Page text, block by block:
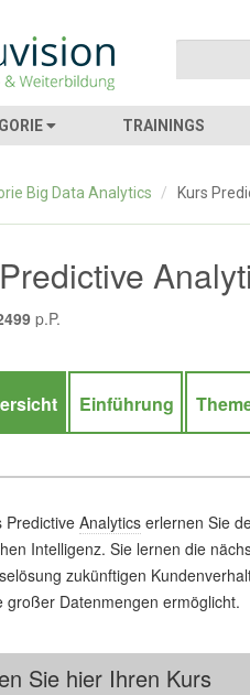
TRAININGS
Big Data Analytics / Kurs
p.P.
Einführung
PredictiveAnalytics erlernen Sie
Intelligenz. Sie lernen die
zukünftigen
großer Datenmengen ermöglicht.
Sie hier Ihren Kurs